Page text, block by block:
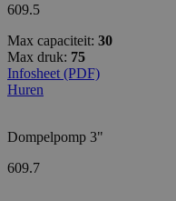
609.5
Max capaciteit: 30
Max druk: 75
Infosheet (PDF)
Huren
Dompelpomp 3"
609.7